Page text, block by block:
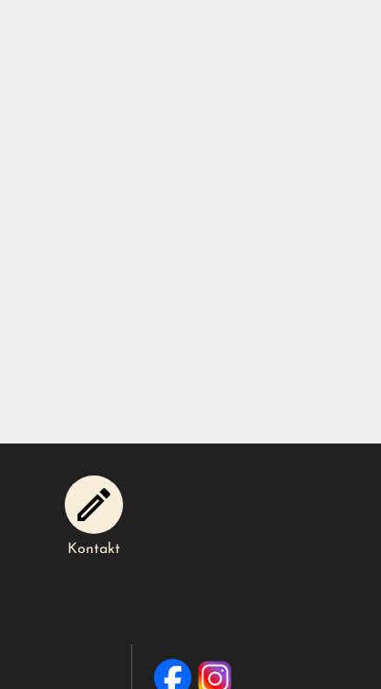
Kontakt
Kontakt